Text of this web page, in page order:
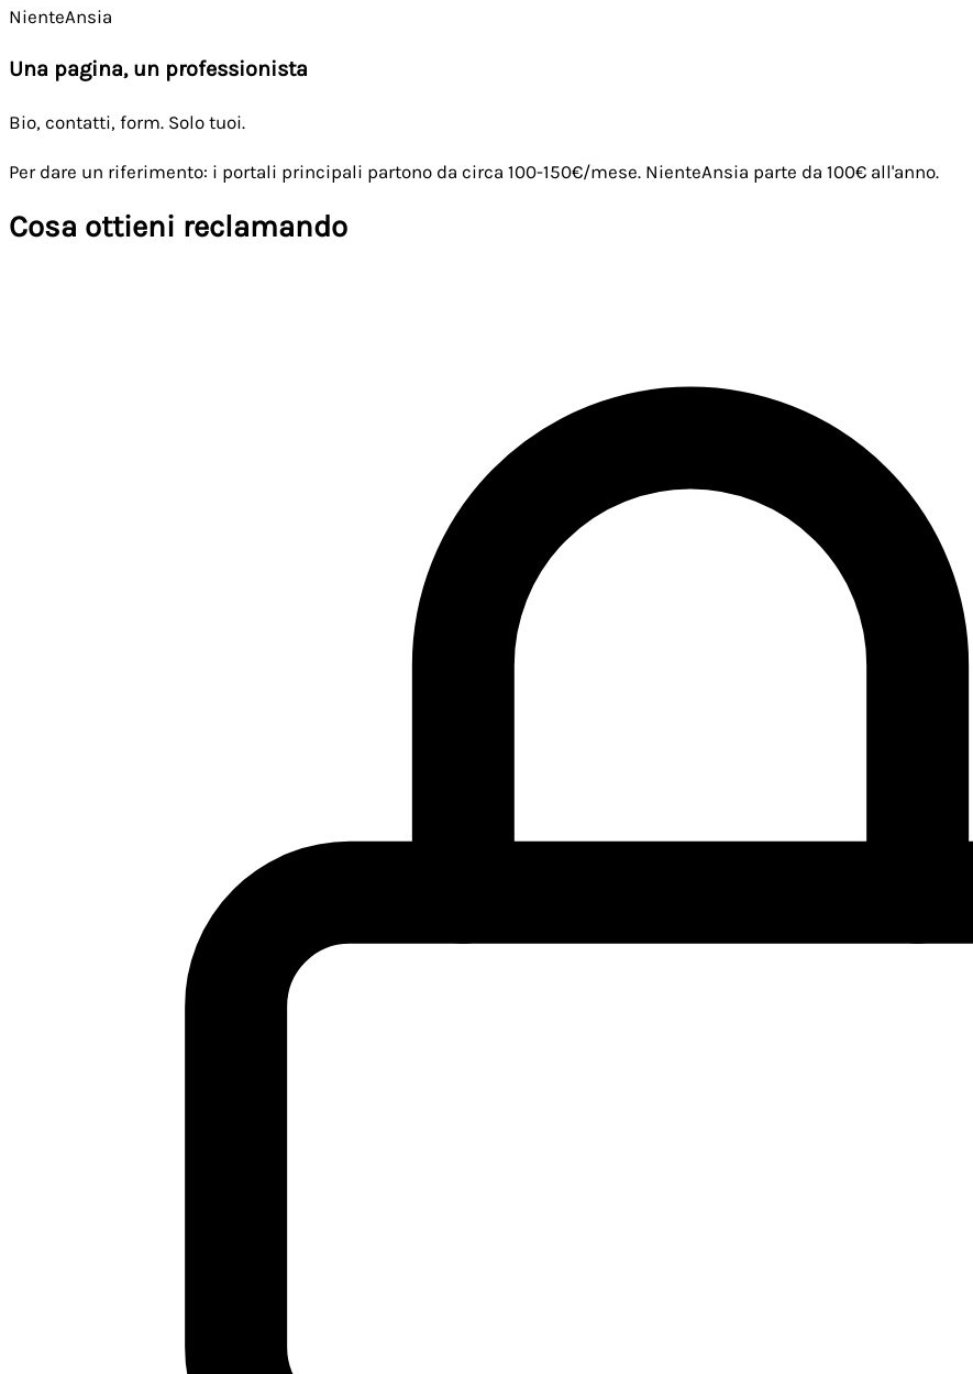
NienteAnsia
Una pagina, un professionista
Bio, contatti, form. Solo tuoi.
Per dare un riferimento: i portali principali partono da circa 100-150€/mese. NienteAnsia parte da 100€ all'anno.
Cosa ottieni reclamando